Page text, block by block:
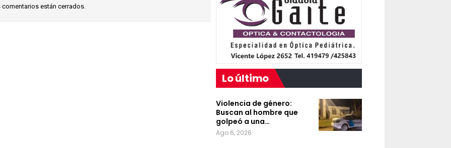
comentarios están cerrados.
Lo último
Violencia de género:
Buscan al hombre que
golpeó a una…
Ago 6, 2026